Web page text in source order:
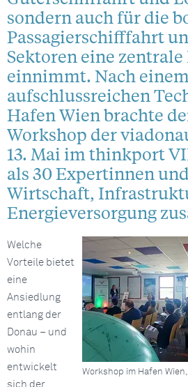
sondern auch für die
Passagierschifffahrt
Sektoren eine zentrale
einnimmt. Nach einem
aufschlussreichen
Hafen Wien brachte
Workshop der
13. Mai im thinkport
als 30 Expertinnen
Wirtschaft,
Energieversorgung
Workshop im Hafen
Welche
Vorteile bietet
eine
Ansiedlung
entlang der
Donau – und
wohin
entwickelt
sich der